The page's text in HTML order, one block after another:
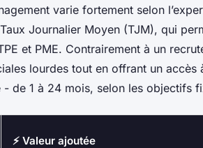
varie fortement selon
Journalier Moyen (TJM), qui
et PME. Contrairement à un
lourdes tout en offrant un accès
de 1 à 24 mois, selon les objectifs
⚡ Valeur ajoutée